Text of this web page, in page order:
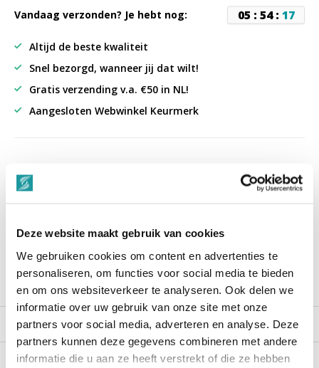
Deze website maakt gebruik van cookies
We gebruiken cookies om content en advertenties te
personaliseren, om functies voor social media te bieden
en om ons websiteverkeer te analyseren. Ook delen we
informatie over uw gebruik van onze site met onze
partners voor social media, adverteren en analyse. Deze
partners kunnen deze gegevens combineren met andere
informatie die u aan ze heeft verstrekt of die ze hebben
Vandaag verzonden? Je hebt nog: 05 : 54: 17
Altijd de beste kwaliteit
Snel bezorgd, wanneer jij dat wilt!
Gratis verzending v.a. €50 in NL!
Aangesloten Webwinkel Keurmerk
uit 3000+ reviews
““Snelle levering , alles compleet, goed verpakt.””
Productomschrijving
Reviews